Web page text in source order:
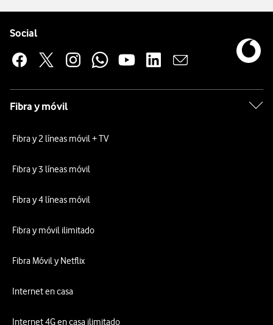
Social
Fibra y móvil
Fibra y 2 líneas móvil + TV
Fibra y 3 líneas móvil
Fibra y 4 líneas móvil
Fibra y móvil ilimitado
Fibra Móvil y Netflix
Internet en casa
Internet 4G en casa ilimitado